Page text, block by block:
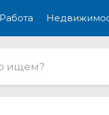
Работа